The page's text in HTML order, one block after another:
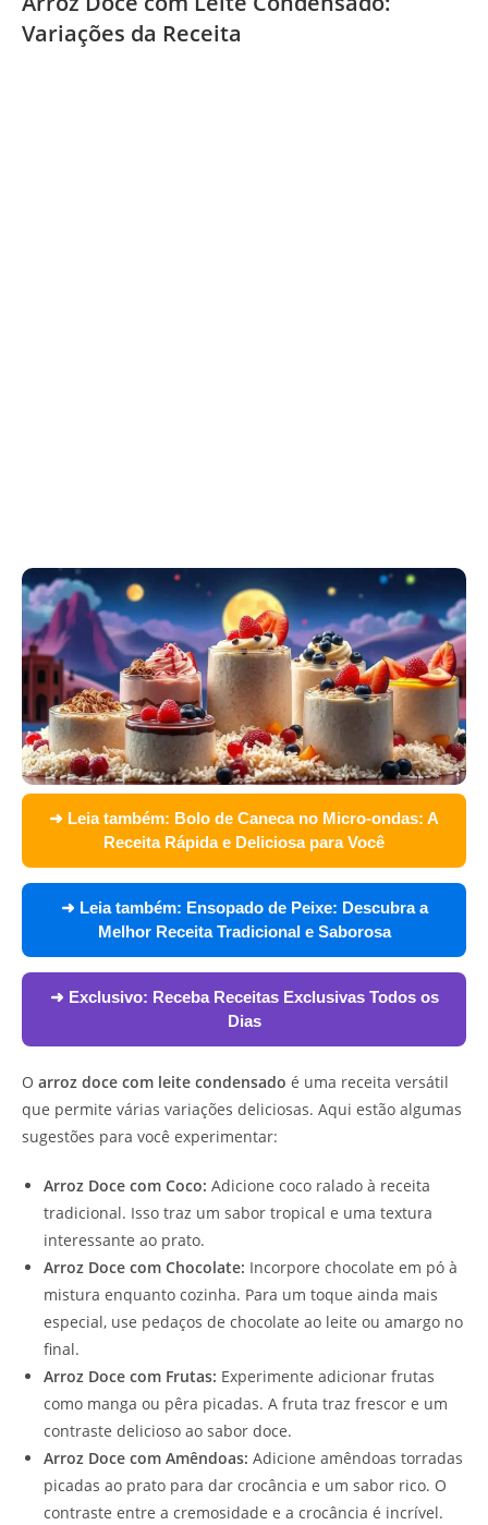
Variações da Receita
➜ Leia também: Bolo de Caneca no Micro-ondas: A
Receita Rápida e Deliciosa para Você
➜ Leia também: Ensopado de Peixe: Descubra a
Melhor Receita Tradicional e Saborosa
➜ Exclusivo: Receba Receitas Exclusivas Todos os
Dias
O arroz doce com leite condensado é uma receita versátil
que permite várias variações deliciosas. Aqui estão algumas
sugestões para você experimentar:
Arroz Doce com Coco: Adicione coco ralado à receita
tradicional. Isso traz um sabor tropical e uma textura
interessante ao prato.
Arroz Doce com Chocolate: Incorpore chocolate em pó à
mistura enquanto cozinha. Para um toque ainda mais
especial, use pedaços de chocolate ao leite ou amargo no
final.
Arroz Doce com Frutas: Experimente adicionar frutas
como manga ou pêra picadas. A fruta traz frescor e um
contraste delicioso ao sabor doce.
Arroz Doce com Amêndoas: Adicione amêndoas torradas
picadas ao prato para dar crocância e um sabor rico. O
contraste entre a cremosidade e a crocância é incrível.